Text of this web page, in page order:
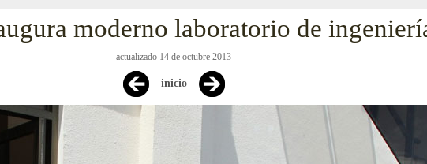
moderno laboratorio de
actualizado 14 de octubre 2013
inicio